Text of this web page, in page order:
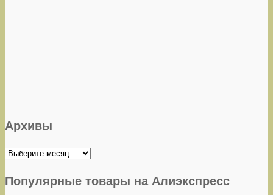
Архивы
Архивы
Популярные товары на Алиэкспресс